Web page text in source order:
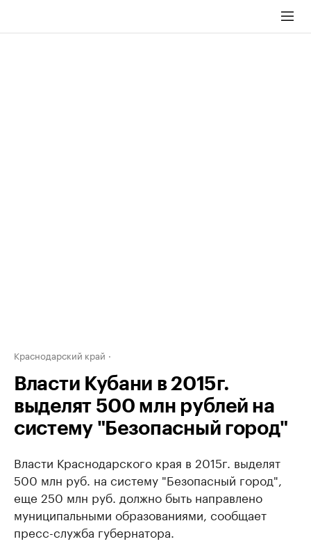
Краснодарский край
Власти Кубани в 2015г.
выделят 500 млн рублей на
систему "Безопасный город"
Власти Краснодарского края в 2015г. выделят
500 млн руб. на систему "Безопасный город",
еще 250 млн руб. должно быть направлено
муниципальными образованиями, сообщает
пресс-служба губернатора.